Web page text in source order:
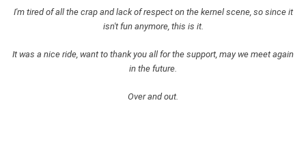
I'm tired of all the crap and lack of respect on the kernel scene, so since it
isn't fun anymore, this is it.
It was a nice ride, want to thank you all for the support, may we meet again
in the future.
Over and out.